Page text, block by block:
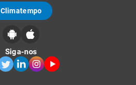
Climatempo
Siga-nos